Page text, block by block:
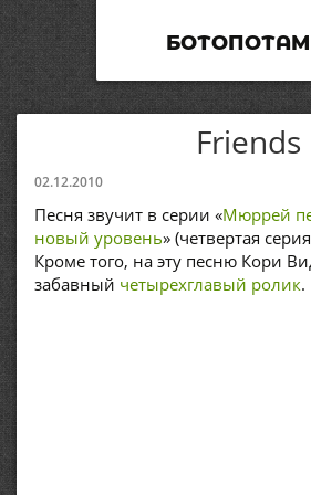
Friends
02.12.2010
Песня звучит в серии «Мюррей
новый уровень» (четвертая
Кроме того, на эту песню Кори
забавный четырехглавый ролик.